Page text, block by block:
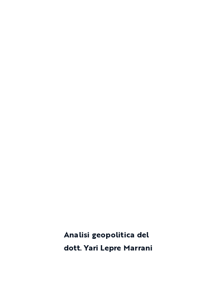
Analisi geopolitica del
dott. Yari Lepre Marrani